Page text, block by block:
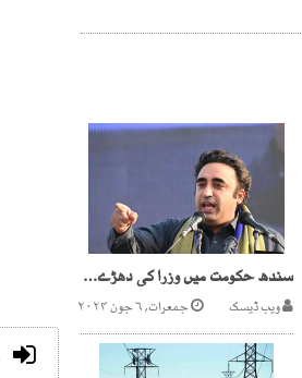
سندھ حکومت میں وزرا کی دھڑے بندی ،بلاول بھٹو میدان میں آگئے
ویب ڈیسک جمعرات, ۶ جون ۲۰۲۴